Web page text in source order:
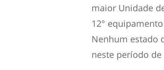
maior Unidade
12°
Nenhum estado
neste período de